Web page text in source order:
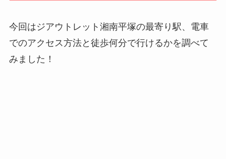
今回はジアウトレット湘南平塚の最寄り駅、電車
でのアクセス方法と徒歩何分で行けるかを調べて
みました！